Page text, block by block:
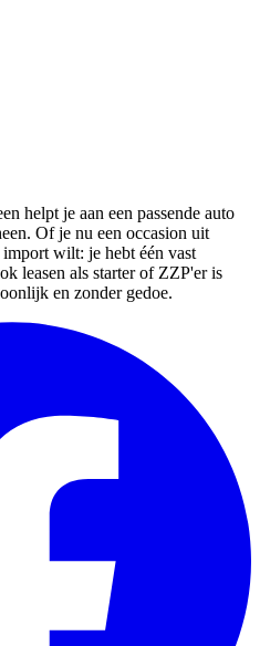
helpt je aan een passende auto
Of je nu een occasion uit
wilt: je hebt één vast
leasen als starter of ZZP'er is
en zonder gedoe.